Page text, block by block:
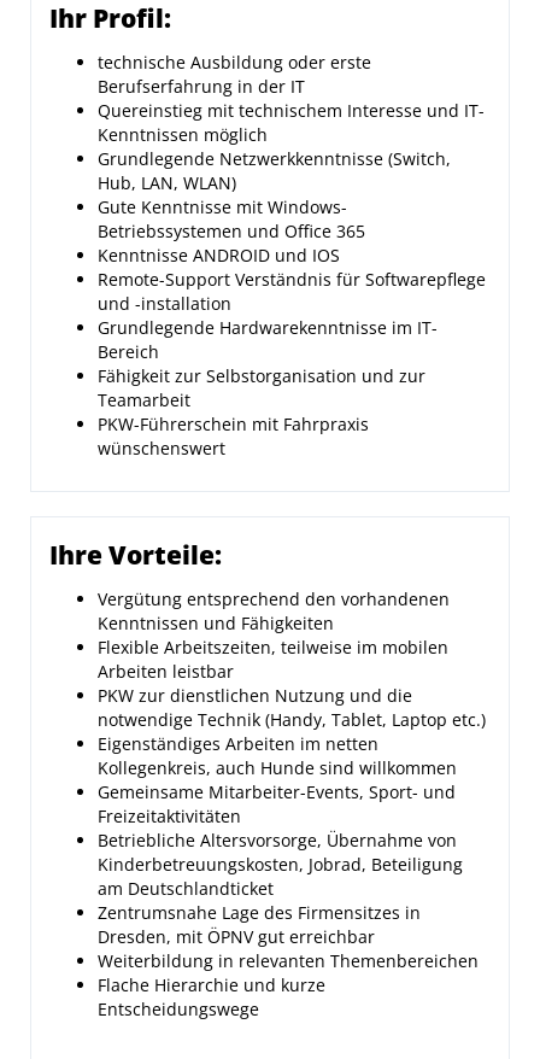
Ihr Profil:
technische Ausbildung oder erste
Berufserfahrung in der IT
Quereinstieg mit technischem Interesse und IT-
Kenntnissen möglich
Grundlegende Netzwerkkenntnisse (Switch,
Hub, LAN, WLAN)
Gute Kenntnisse mit Windows-
Betriebssystemen und Office 365
Kenntnisse ANDROID und IOS
Remote-Support Verständnis für Softwarepflege
und -installation
Grundlegende Hardwarekenntnisse im IT-
Bereich
Fähigkeit zur Selbstorganisation und zur
Teamarbeit
PKW-Führerschein mit Fahrpraxis
wünschenswert
Ihre Vorteile:
Vergütung entsprechend den vorhandenen
Kenntnissen und Fähigkeiten
Flexible Arbeitszeiten, teilweise im mobilen
Arbeiten leistbar
PKW zur dienstlichen Nutzung und die
notwendige Technik (Handy, Tablet, Laptop etc.)
Eigenständiges Arbeiten im netten
Kollegenkreis, auch Hunde sind willkommen
Gemeinsame Mitarbeiter-Events, Sport- und
Freizeitaktivitäten
Betriebliche Altersvorsorge, Übernahme von
Kinderbetreuungskosten, Jobrad, Beteiligung
am Deutschlandticket
Zentrumsnahe Lage des Firmensitzes in
Dresden, mit ÖPNV gut erreichbar
Weiterbildung in relevanten Themenbereichen
Flache Hierarchie und kurze
Entscheidungswege